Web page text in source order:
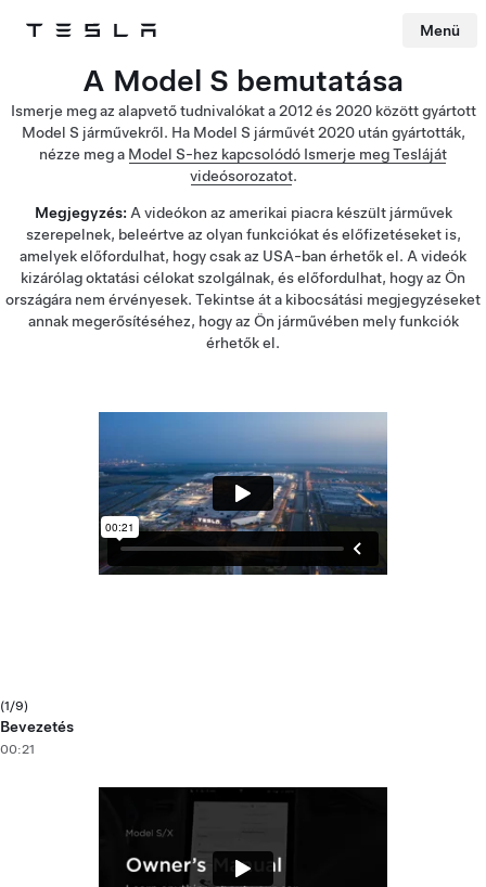
Tesla Menü
A Model S bemutatása
Ismerje meg az alapvető tudnivalókat a 2012 és 2020 között gyártott
Model S járművekről. Ha Model S járművét 2020 után gyártották,
nézze meg a Model S-hez kapcsolódó Ismerje meg Tesláját
videósorozatot.
Megjegyzés: A videókon az amerikai piacra készült járművek
szerepelnek, beleértve az olyan funkciókat és előfizetéseket is,
amelyek előfordulhat, hogy csak az USA-ban érhetők el. A videók
kizárólag oktatási célokat szolgálnak, és előfordulhat, hogy az Ön
országára nem érvényesek. Tekintse át a kibocsátási megjegyzéseket
annak megerősítéséhez, hogy az Ön járművében mely funkciók
érhetők el.
(1/9)
Bevezetés
00:21